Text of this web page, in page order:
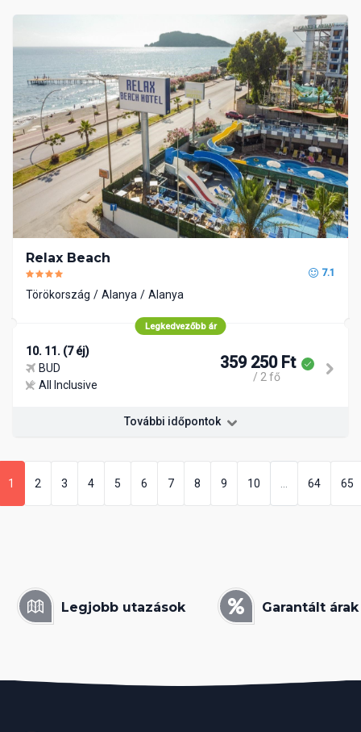
Relax Beach
7.1
Törökország Alanya Alanya
Legkedvezőbb ár
10. 11. (7 éj)
BUD
All Inclusive
359 250 Ft
/ 2 fő
További időpontok
1 2 3 4 5 6 7 8 9 10 64 65
Legjobb utazások Garantált árak